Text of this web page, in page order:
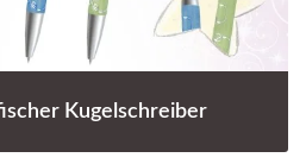
Kugelschreiber